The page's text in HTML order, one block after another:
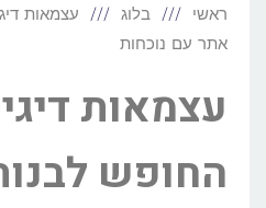
ראשי בלוג
עצמאות
אתר עם נוכחות
עצמאות
החופש